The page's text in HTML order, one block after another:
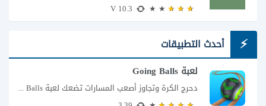
أحدث التطبيقات
لعبة Going Balls
دحرج الكرة وتجاوز أصعب المسارات تضعك لعبة Going Balls للأندرويد أمام تحدٍ يبدو بسيطًا...